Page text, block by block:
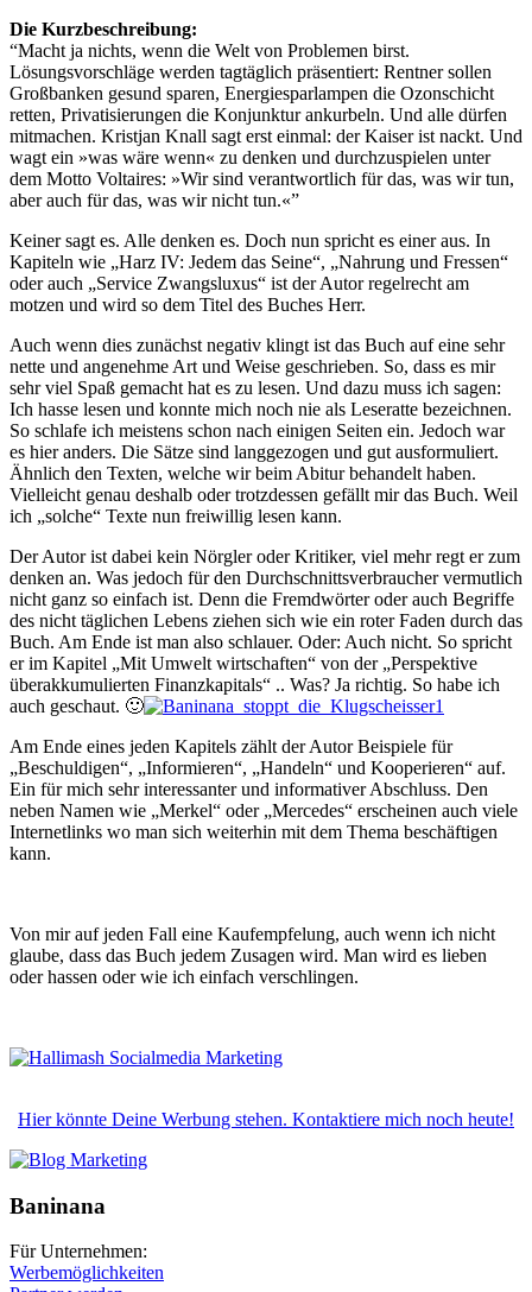
Die Kurzbeschreibung:
“Macht ja nichts, wenn die Welt von Problemen birst.
Lösungsvorschläge werden tagtäglich präsentiert: Rentner sollen
Großbanken gesund sparen, Energiesparlampen die Ozonschicht
retten, Privatisierungen die Konjunktur ankurbeln. Und alle dürfen
mitmachen. Kristjan Knall sagt erst einmal: der Kaiser ist nackt. Und
wagt ein »was wäre wenn« zu denken und durchzuspielen unter
dem Motto Voltaires: »Wir sind verantwortlich für das, was wir tun,
aber auch für das, was wir nicht tun.«”
Keiner sagt es. Alle denken es. Doch nun spricht es einer aus. In
Kapiteln wie „Harz IV: Jedem das Seine“, „Nahrung und Fressen“
oder auch „Service Zwangsluxus“ ist der Autor regelrecht am
motzen und wird so dem Titel des Buches Herr.
Auch wenn dies zunächst negativ klingt ist das Buch auf eine sehr
nette und angenehme Art und Weise geschrieben. So, dass es mir
sehr viel Spaß gemacht hat es zu lesen. Und dazu muss ich sagen:
Ich hasse lesen und konnte mich noch nie als Leseratte bezeichnen.
So schlafe ich meistens schon nach einigen Seiten ein. Jedoch war
es hier anders. Die Sätze sind langgezogen und gut ausformuliert.
Ähnlich den Texten, welche wir beim Abitur behandelt haben.
Vielleicht genau deshalb oder trotzdessen gefällt mir das Buch. Weil
ich „solche“ Texte nun freiwillig lesen kann.
Der Autor ist dabei kein Nörgler oder Kritiker, viel mehr regt er zum
denken an. Was jedoch für den Durchschnittsverbraucher vermutlich
nicht ganz so einfach ist. Denn die Fremdwörter oder auch Begriffe
des nicht täglichen Lebens ziehen sich wie ein roter Faden durch das
Buch. Am Ende ist man also schlauer. Oder: Auch nicht. So spricht
er im Kapitel „Mit Umwelt wirtschaften“ von der „Perspektive
überakkumulierten Finanzkapitals“ .. Was? Ja richtig. So habe ich
auch geschaut. 🙂
Am Ende eines jeden Kapitels zählt der Autor Beispiele für
„Beschuldigen“, „Informieren“, „Handeln“ und Kooperieren“ auf.
Ein für mich sehr interessanter und informativer Abschluss. Den
neben Namen wie „Merkel“ oder „Mercedes“ erscheinen auch viele
Internetlinks wo man sich weiterhin mit dem Thema beschäftigen
kann.
Von mir auf jeden Fall eine Kaufempfelung, auch wenn ich nicht
glaube, dass das Buch jedem Zusagen wird. Man wird es lieben
oder hassen oder wie ich einfach verschlingen.
Hier könnte Deine Werbung stehen. Kontaktiere mich noch heute!
Baninana
Für Unternehmen:
Werbemöglichkeiten